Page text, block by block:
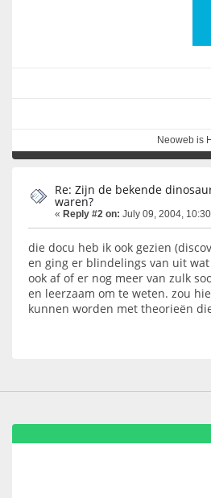
Neoweb is
Re: Zijn de bekende
waren?
« Reply #2 on: July 09, 2004,
die docu heb ik ook gezien
en ging er blindelings van uit
ook af of er nog meer van zulk
en leerzaam om te weten. zou
kunnen worden met theorieën